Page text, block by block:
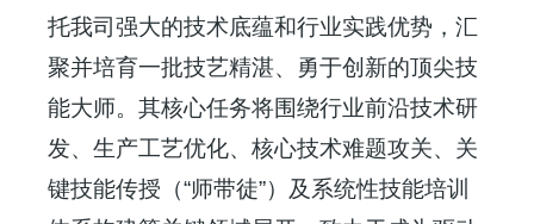
托我司强大的技术底蕴和行业实践优势，汇
聚并培育一批技艺精湛、勇于创新的顶尖技
能大师。其核心任务将围绕行业前沿技术研
发、生产工艺优化、核心技术难题攻关、关
键技能传授（“师带徒”）及系统性技能培训